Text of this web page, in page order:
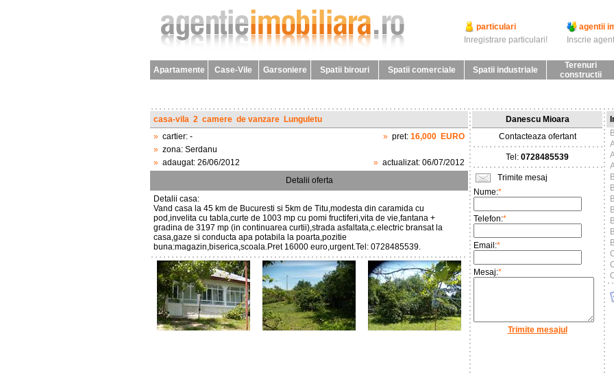
particulari agentii
Inregistrare particulari!
Inscrie
Apartamente Case-Vile Garsoniere Spatii birouri Spatii comerciale Spatii industriale
Terenuri
constructii
casa-vila 2 camere de vanzare Lunguletu
» cartier: -
» zona: Serdanu
» adaugat: 26/06/2012
» pret: 16,000 EURO
» actualizat: 06/07/2012
Detalii oferta
Detalii casa:
Vand casa la 45 km de Bucuresti si 5km de Titu,modesta din caramida cu
pod,invelita cu tabla,curte de 1003 mp cu pomi fructiferi,vita de vie,fantana +
gradina de 3197 mp (in continuarea curtii),strada asfaltata,c.electric bransat la
casa,gaze si conducta apa potabila la poarta,pozitie
buna:magazin,biserica,scoala.Pret 16000 euro,urgent.Tel: 0728485539.
Danescu Mioara
Contacteaza ofertant
Tel: 0728485539
Trimite mesaj
Nume:*
Telefon:*
Email:*
Mesaj:*
Trimite mesajul